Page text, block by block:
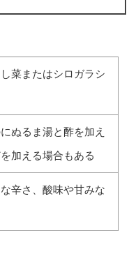
菜またはシロガラシ
ぬるま湯と酢を加え
加える場合もある
辛さ、酸味や甘みな